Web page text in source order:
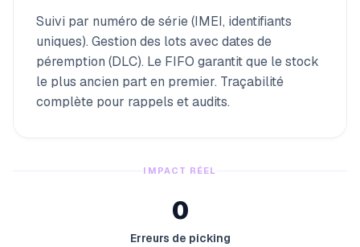
Suivi par numéro de série (IMEI, identifiants
uniques). Gestion des lots avec dates de
péremption (DLC). Le FIFO garantit que le stock
le plus ancien part en premier. Traçabilité
complète pour rappels et audits.
IMPACT RÉEL
0
Erreurs de picking